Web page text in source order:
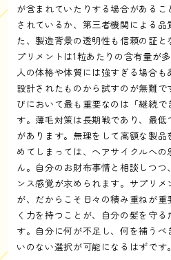
が含まれていたりする場合がある
されているか、第三者機関による
た、製造背景の透明性も信頼の証
プリメントは1粒あたりの含有量が
人の体格や体質には強すぎる場合
設計されたものから試すのが無難
びにおいて最も重要なのは「継続
す。薄毛対策は長期戦であり、最
があります。無理をして高額な製品
めてしまっては、ヘアサイクルへ
ん。自分のお財布事情と相談しつ
ンス感覚が求められます。サプリ
が、だからこそ日々の積み重ねが
く力を持つことが、自分の髪を守
す。自分に何が不足し、何を補う
いのない選択が可能になるはずです。